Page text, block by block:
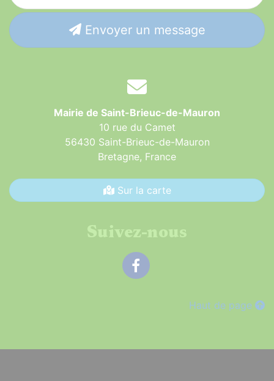
Envoyer un message
Mairie de Saint-Brieuc-de-Mauron
10 rue du Camet
56430 Saint-Brieuc-de-Mauron
Bretagne, France
Sur la carte
Suivez-nous
Haut de page